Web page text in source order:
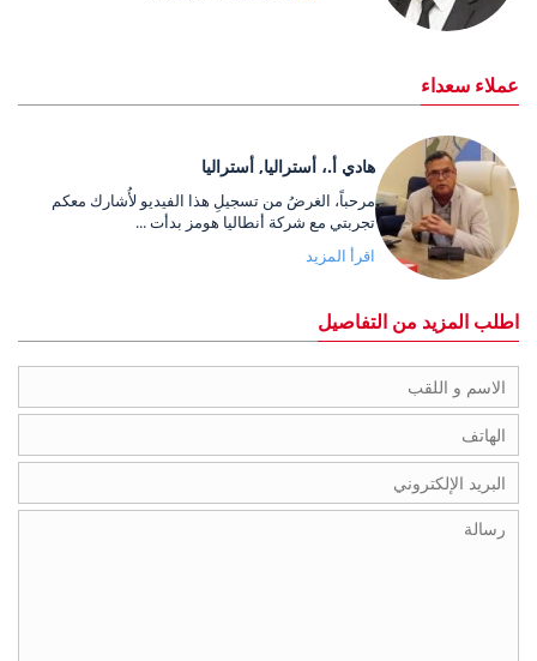
عملاء سعداء
هادي أ.، أستراليا, أستراليا
مرحباً، الغرضُ من تسجيلِ هذا الفيديو لأُشارك معكم
تجربتي مع شركة أنطاليا هومز بدأت ...
اقرأ المزيد
اطلب المزيد من التفاصيل